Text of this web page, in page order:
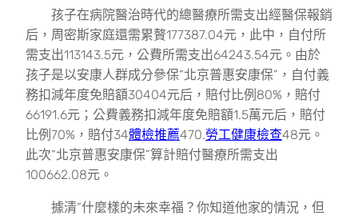
孩子在病院醫治時代的總醫療所需支出經醫保報銷
后，周密斯家庭還需累贅177387.04元，此中，自付所
需支出113143.5元，公費所需支出64243.54元。由於
孩子是以安康人群成分參保“北京普惠安康保”，自付義
務扣減年度免賠額30404元后，賠付比例80%，賠付
66191.6元；公費義務扣減年度免賠額1.5萬元后，賠付
比例70%，賠付34體檢推薦470.勞工健康檢查48元。
此次“北京普惠安康保”算計賠付醫療所需支出
100662.08元。
據清“什麼樣的未來幸福？你知道他家的情況，但